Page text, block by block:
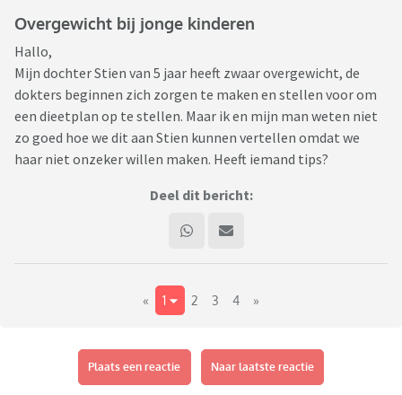
Overgewicht bij jonge kinderen
Hallo,
Mijn dochter Stien van 5 jaar heeft zwaar overgewicht, de
dokters beginnen zich zorgen te maken en stellen voor om
een dieetplan op te stellen. Maar ik en mijn man weten niet
zo goed hoe we dit aan Stien kunnen vertellen omdat we
haar niet onzeker willen maken. Heeft iemand tips?
Deel dit bericht:
« 1 2 3 4 »
Plaats een reactie Naar laatste reactie